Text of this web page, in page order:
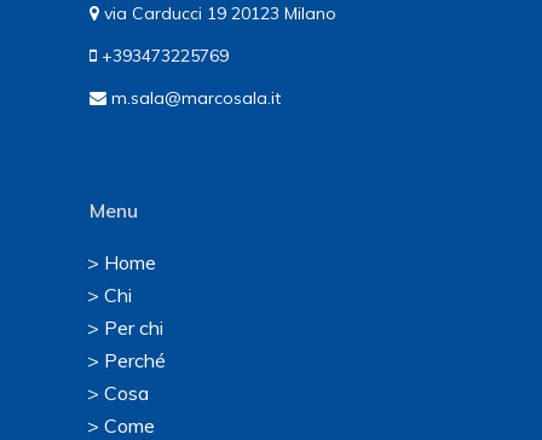
via Carducci 19 20123 Milano
+393473225769
m.sala@marcosala.it
Menu
> Home
> Chi
> Per chi
> Perché
> Cosa
> Come